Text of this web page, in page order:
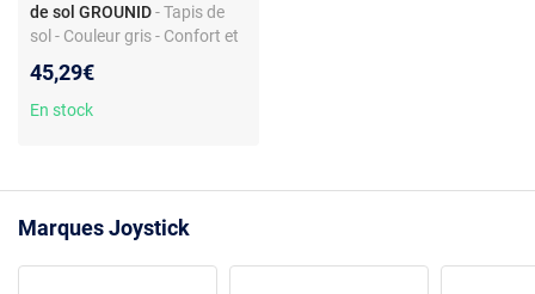
de sol GROUNID- Tapis de
sol - Couleur gris - Confort et
gaming
45,29€
En stock
Marques Joystick